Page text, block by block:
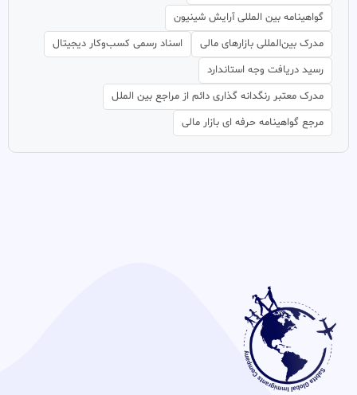
گواهینامه بین المللی آرایش شینیون
مدرک بین‌المللی بازارهای مالی
اسناد رسمی کسب‌وکار دیجیتال
رسید دریافت وجه استاندارد
مدرک معتبر رنگدانه گذاری دائم از مراجع بین الملل
مرجع گواهینامه حرفه ای بازار مالی